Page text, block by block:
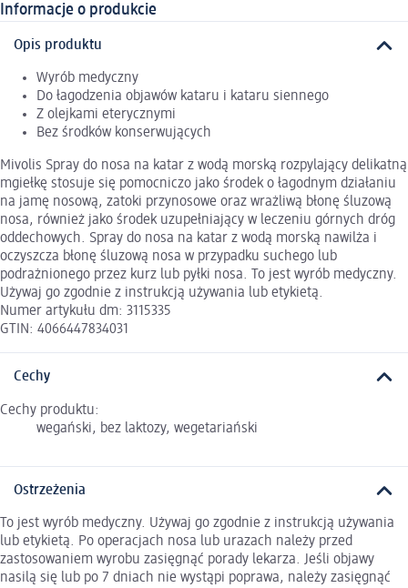
Informacje o produkcie
Opis produktu
Wyrób medyczny
Do łagodzenia objawów kataru i kataru siennego
Z olejkami eterycznymi
Bez środków konserwujących
Mivolis Spray do nosa na katar z wodą morską rozpylający delikatną
mgiełkę stosuje się pomocniczo jako środek o łagodnym działaniu
na jamę nosową, zatoki przynosowe oraz wrażliwą błonę śluzową
nosa, również jako środek uzupełniający w leczeniu górnych dróg
oddechowych. Spray do nosa na katar z wodą morską nawilża i
oczyszcza błonę śluzową nosa w przypadku suchego lub
podrażnionego przez kurz lub pyłki nosa. To jest wyrób medyczny.
Używaj go zgodnie z instrukcją używania lub etykietą.
Numer artykułu dm: 3115335
GTIN: 4066447834031
Cechy
Cechy produktu:
wegański, bez laktozy, wegetariański
Ostrzeżenia
To jest wyrób medyczny. Używaj go zgodnie z instrukcją używania
lub etykietą. Po operacjach nosa lub urazach należy przed
zastosowaniem wyrobu zasięgnąć porady lekarza. Jeśli objawy
nasilą się lub po 7 dniach nie wystąpi poprawa, należy zasięgnąć